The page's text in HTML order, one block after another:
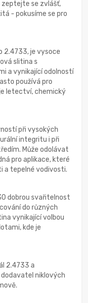
zeptejte se zvlášť,
- pokusíme se pro
2.4733, je vysoce
slitina s
a vynikající odolností
používá pro
letectví, chemický
při vysokých
integritu i při
Může odolávat
pro aplikace, které
a tepelné vodivosti.
dobrou svařitelnost
do různých
vynikající volbou
kde je
2.4733 a
niklových